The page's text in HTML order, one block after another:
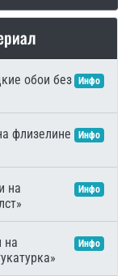
обои без Инфо
флизелине
Инфо
на
Инфо
на
Инфо